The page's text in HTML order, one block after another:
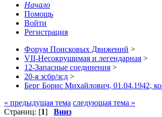
Начало
Помощь
Войти
Регистрация
Форум Поисковых Движений >
VII-Несокрушимая и легендарная >
12-Запасные соединения >
20-я зсбр/зсд >
Берг Борис Михайлович, 01.04.1942,
« предыдущая тема следующая тема »
Страниц: [1] Вниз